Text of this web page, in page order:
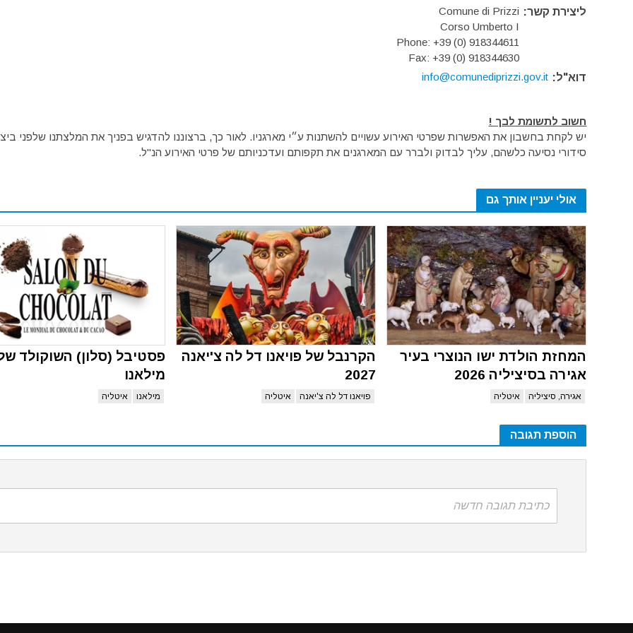
ליצירת קשר: Comune di Prizzi
Corso Umberto I
Phone: +39 (0) 918344611
Fax: +39 (0) 918344630
דוא"ל: info@comunediprizzi.gov.it
חשוב לתשומת לבך !
יש לקחת בחשבון את האפשרות שפרטי האירוע עשויים להשתנות ע״י מארגניו. לאור כך, ברצוננו להדגיש בפניך את המלצתנו שלפני
סידורי נסיעה כלשהם, עליך לבדוק ולברר עם המארגנים את תקפותם ועדכניותם של פרטי האירוע הנ"ל.
אולי יעניין אותך גם
המחזת הולדת ישו הנוצרי בעיר
אגירה בסיציליה 2026
אגירה, סיציליה איטליה
הקרנבל של פויאנו דל לה צ'יאנה
2027
פויאנו דל לה צ'יאנה איטליה
פסטיבל (סלון) השוקולד
מילאנו
מילאנו איטליה
הוספת תגובה
כתיבת תגובה חדשה
הינך מאשר את המשך השימוש בעוגיות אלו,לחץ כאןכדי לקרוא את מדיניות עוגיות הדפדפן שלנו.